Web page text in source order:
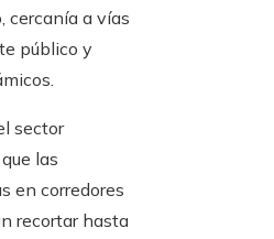
cercanía a vías
público y
sector
las
en corredores
recortar hasta